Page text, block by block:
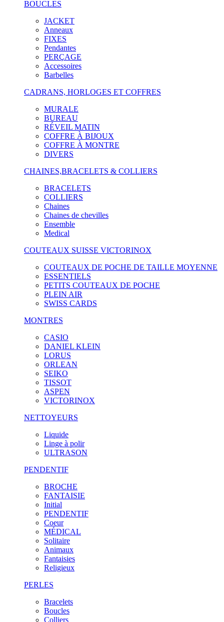
BOUCLES
JACKET
Anneaux
FIXES
Pendantes
PERÇAGE
Accessoires
Barbelles
CADRANS, HORLOGES ET COFFRES
MURALE
BUREAU
RÉVEIL MATIN
COFFRE À BIJOUX
COFFRE À MONTRE
DIVERS
CHAINES,BRACELETS & COLLIERS
BRACELETS
COLLIERS
Chaines
Chaines de chevilles
Ensemble
Medical
COUTEAUX SUISSE VICTORINOX
COUTEAUX DE POCHE DE TAILLE MOYENNE
ESSENTIELS
PETITS COUTEAUX DE POCHE
PLEIN AIR
SWISS CARDS
MONTRES
CASIO
DANIEL KLEIN
LORUS
ORLEAN
SEIKO
TISSOT
ASPEN
VICTORINOX
NETTOYEURS
Liquide
Linge à polir
ULTRASON
PENDENTIF
BROCHE
FANTAISIE
Initial
PENDENTIF
Coeur
MÉDICAL
Solitaire
Animaux
Fantaisies
Religieux
PERLES
Bracelets
Boucles
Colliers